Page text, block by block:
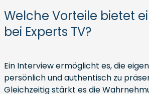
Welche Vorteile bietet
bei Experts TV?
Ein Interview ermöglicht es, die
persönlich und authentisch zu
Gleichzeitig stärkt es die